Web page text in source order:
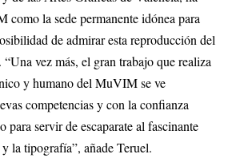
la sede permanente idónea para
de admirar esta reproducción del
vez más, el gran trabajo que realiza
y humano del MuVIM se ve
competencias y con la confianza
para servir de escaparate al fascinante
la tipografía”, añade Teruel.